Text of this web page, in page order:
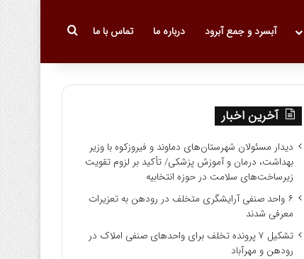
آبسرد و جمع آبرود درباره ما تماس با ما جستجو برای
آخرین اخبار
دیدار مسئولان شهرستان‌های دماوند و فیروزکوه با وزیر
بهداشت، درمان و آموزش پزشکی/ تأکید بر لزوم تقویت
زیرساخت‌های سلامت در حوزه انتخابیه
۶ واحد صنفی آرایشگری متخلف در رودهن به تعزیرات
معرفی شدند
تشکیل ۷ پرونده تخلف برای واحدهای صنفی املاک در
رودهن و مهرآباد